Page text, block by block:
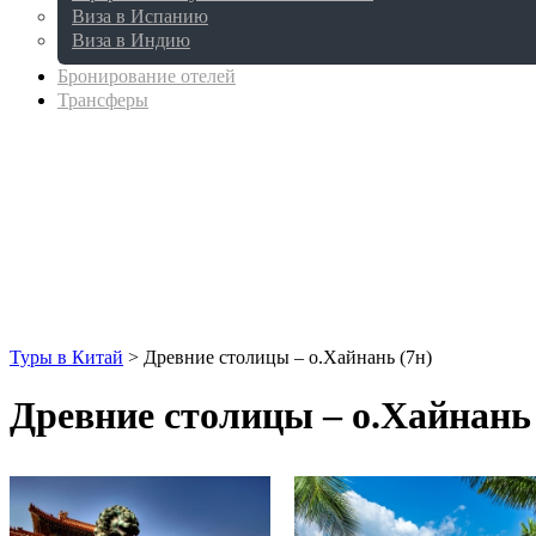
Виза в Испанию
Виза в Индию
Бронирование отелей
Трансферы
Туры в Китай > Древние столицы – о.Хайнань (7н)
Древние столицы –